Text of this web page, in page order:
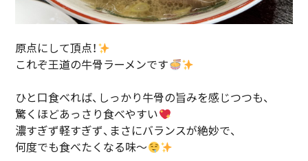
原点にして頂点！
これぞ王道の牛骨ラーメンです
ひと口食べれば、しっかり牛骨の旨みを感じつつも、
驚くほどあっさり食べやすい
濃すぎず軽すぎず、まさにバランスが絶妙で、
何度でも食べたくなる味〜